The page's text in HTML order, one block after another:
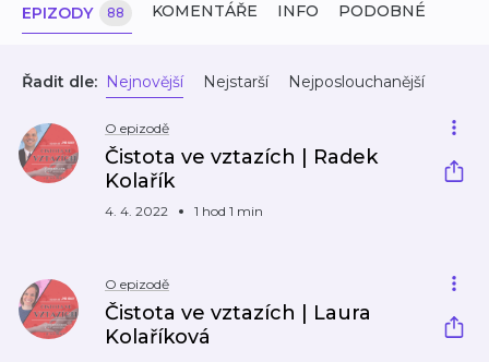
EPIZODY 88 KOMENTÁŘE INFO PODOBNÉ
Řadit dle: Nejnovější Nejstarší Nejposlouchanější
O epizodě
Čistota ve vztazích | Radek
Kolařík
4. 4. 2022 1 hod 1 min
O epizodě
Čistota ve vztazích | Laura
Kolaříková